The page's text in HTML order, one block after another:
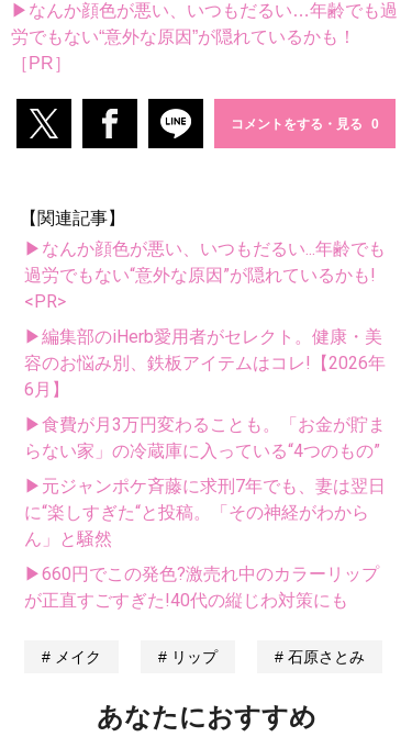
▶なんか顔色が悪い、いつもだるい…年齢でも過
労でもない“意外な原因”が隠れているかも！
［PR］
コメントをする・見る
【関連記事】
▶なんか顔色が悪い、いつもだるい...年齢でも
過労でもない“意外な原因”が隠れているかも!
<PR>
▶編集部のiHerb愛用者がセレクト。健康・美
容のお悩み別、鉄板アイテムはコレ!【2026年
6月】
▶食費が月3万円変わることも。「お金が貯ま
らない家」の冷蔵庫に入っている“4つのもの”
▶元ジャンポケ斉藤に求刑7年でも、妻は翌日
に“楽しすぎた“と投稿。「その神経がわから
ん」と騒然
▶660円でこの発色?激売れ中のカラーリップ
が正直すごすぎた!40代の縦じわ対策にも
メイク リップ 石原さとみ
あなたにおすすめ